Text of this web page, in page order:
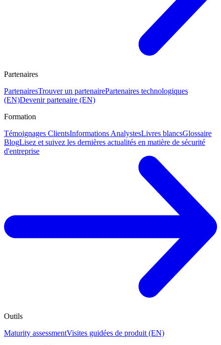
Partenaires
PartenairesTrouver un partenairePartenaires technologiques
(EN)Devenir partenaire (EN)
Formation
Témoignages ClientsInformations AnalystesLivres blancsGlossaire
BlogLisez et suivez les dernières actualités en matière de sécurité
d'entreprise
Outils
Maturity assessmentVisites guidées de produit (EN)